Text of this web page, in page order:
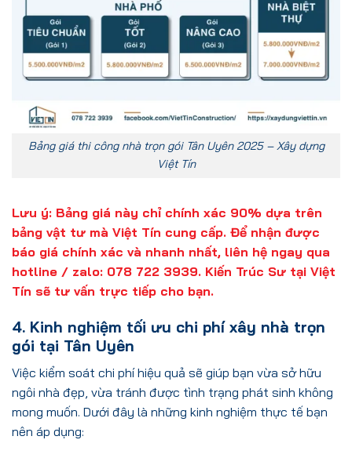
Bảng giá thi công nhà trọn gói Tân Uyên 2025 – Xây dựng
Việt Tín
Lưu ý: Bảng giá này chỉ chính xác 90% dựa trên
bảng vật tư mà Việt Tín cung cấp. Để nhận được
báo giá chính xác và nhanh nhất, liên hệ ngay qua
hotline / zalo: 078 722 3939. Kiến Trúc Sư tại Việt
Tín sẽ tư vấn trực tiếp cho bạn.
4. Kinh nghiệm tối ưu chi phí xây nhà trọn
gói tại Tân Uyên
Việc kiểm soát chi phí hiệu quả sẽ giúp bạn vừa sở hữu
ngôi nhà đẹp, vừa tránh được tình trạng phát sinh không
mong muốn. Dưới đây là những kinh nghiệm thực tế bạn
nên áp dụng: